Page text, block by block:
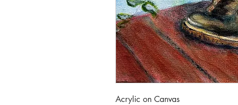
Acrylic on Canvas